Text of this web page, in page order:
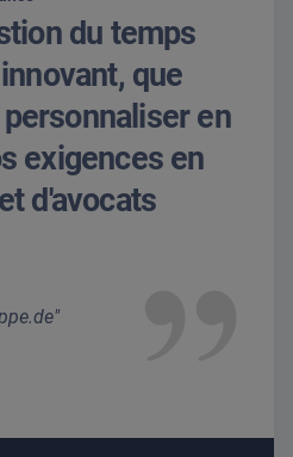
du temps
que
en
exigences en
d'avocats